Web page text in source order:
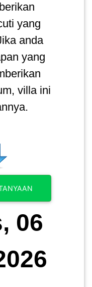
yang
anda
yang
villa ini
06